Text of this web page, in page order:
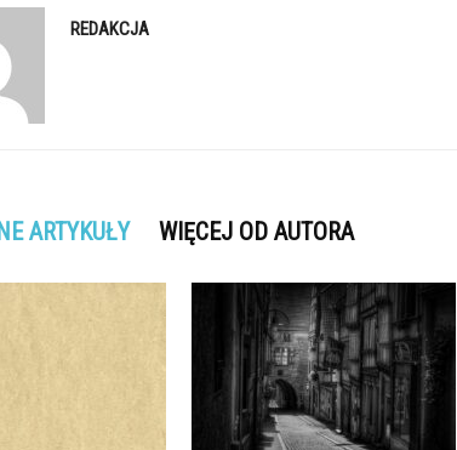
REDAKCJA
ARTYKUŁY WIĘCEJ OD AUTORA